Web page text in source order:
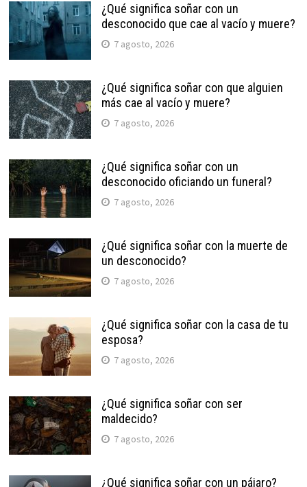
¿Qué significa soñar con un
desconocido que cae al vacío y muere?
7 agosto, 2026
¿Qué significa soñar con que alguien
más cae al vacío y muere?
7 agosto, 2026
¿Qué significa soñar con un
desconocido oficiando un funeral?
7 agosto, 2026
¿Qué significa soñar con la muerte de
un desconocido?
7 agosto, 2026
¿Qué significa soñar con la casa de tu
esposa?
7 agosto, 2026
¿Qué significa soñar con ser
maldecido?
7 agosto, 2026
¿Qué significa soñar con un pájaro?